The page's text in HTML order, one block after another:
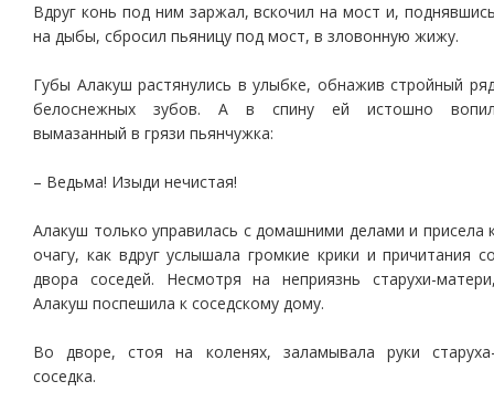
Вдруг конь под ним заржал, вскочил на мост и,
на дыбы, сбросил пьяницу под мост, в зловонную жижу.
Губы Алакуш растянулись в улыбке, обнажив стройный
белоснежных зубов. А в спину ей истошно
вымазанный в грязи пьянчужка:
– Ведьма! Изыди нечистая!
Алакуш только управилась с домашними делами и присела
очагу, как вдруг услышала громкие крики и причитания
двора соседей. Несмотря на неприязнь старухи-
Алакуш поспешила к соседскому дому.
Во дворе, стоя на коленях, заламывала руки
соседка.